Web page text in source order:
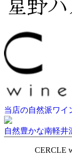
当店の自然派ワイ
自然豊かな南軽井
CERCLE